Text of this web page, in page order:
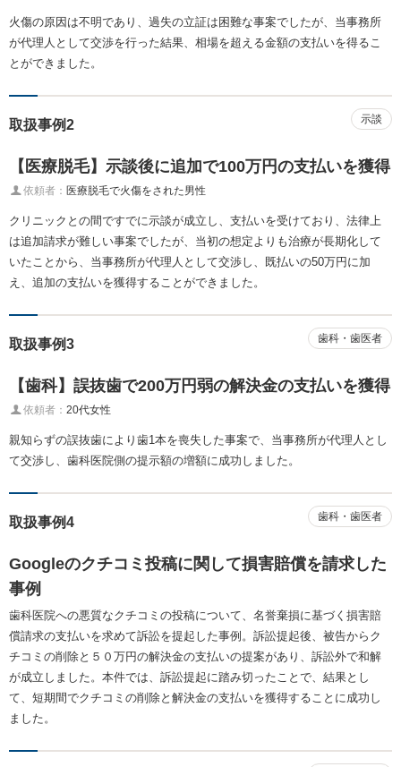
火傷の原因は不明であり、過失の立証は困難な事案でしたが、当事務所
が代理人として交渉を行った結果、相場を超える金額の支払いを得るこ
とができました。
取扱事例2 示談
【医療脱毛】示談後に追加で100万円の支払いを獲得
依頼者： 医療脱毛で火傷をされた男性
クリニックとの間ですでに示談が成立し、支払いを受けており、法律上
は追加請求が難しい事案でしたが、当初の想定よりも治療が長期化して
いたことから、当事務所が代理人として交渉し、既払いの50万円に加
え、追加の支払いを獲得することができました。
取扱事例3 歯科・歯医者
【歯科】誤抜歯で200万円弱の解決金の支払いを獲得
依頼者： 20代女性
親知らずの誤抜歯により歯1本を喪失した事案で、当事務所が代理人とし
て交渉し、歯科医院側の提示額の増額に成功しました。
取扱事例4 歯科・歯医者
Googleのクチコミ投稿に関して損害賠償を請求した
事例
歯科医院への悪質なクチコミの投稿について、名誉棄損に基づく損害賠
償請求の支払いを求めて訴訟を提起した事例。訴訟提起後、被告からク
チコミの削除と５０万円の解決金の支払いの提案があり、訴訟外で和解
が成立しました。本件では、訴訟提起に踏み切ったことで、結果とし
て、短期間でクチコミの削除と解決金の支払いを獲得することに成功し
ました。